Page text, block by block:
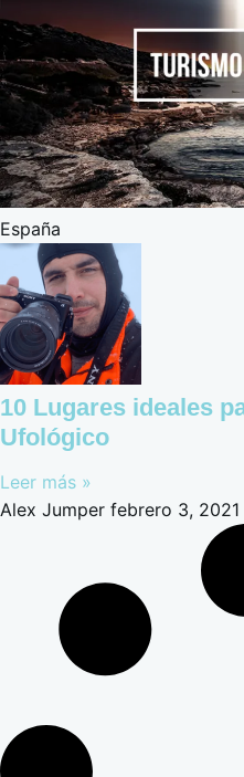
España
10 Lugares ideales
Ufológico
Leer más »
Alex Jumper febrero 3, 2021